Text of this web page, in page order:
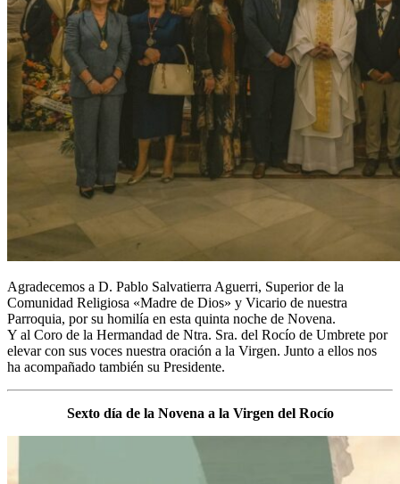
Agradecemos a D. Pablo Salvatierra Aguerri, Superior de la
Comunidad Religiosa «Madre de Dios» y Vicario de nuestra
Parroquia, por su homilía en esta quinta noche de Novena.
Y al Coro de la Hermandad de Ntra. Sra. del Rocío de Umbrete por
elevar con sus voces nuestra oración a la Virgen. Junto a ellos nos
ha acompañado también su Presidente.
Sexto día de la Novena a la Virgen del Rocío